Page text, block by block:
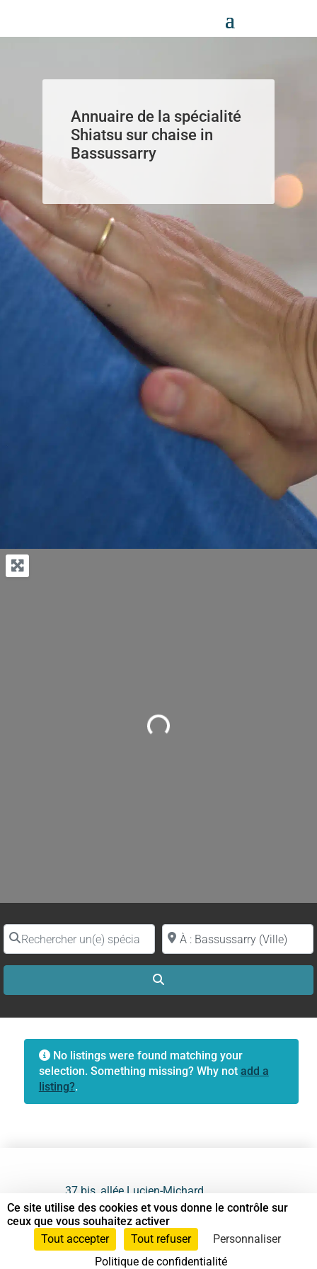
Annuaire de la spécialité
Shiatsu sur chaise in
Bassussarry
Loading...
Rechercher un(e) spécialiste par nomProche de (ville ou région)
No listings were found matching your
selection. Something missing? Why not add a
listing?.
37 bis, allée Lucien-Michard
93190 Livry-Gargan
06 61 87 28 09
Ce site utilise des cookies et vous donne le contrôle sur
ceux que vous souhaitez activer
Tout accepter
Tout refuser
Personnaliser
Politique de confidentialité